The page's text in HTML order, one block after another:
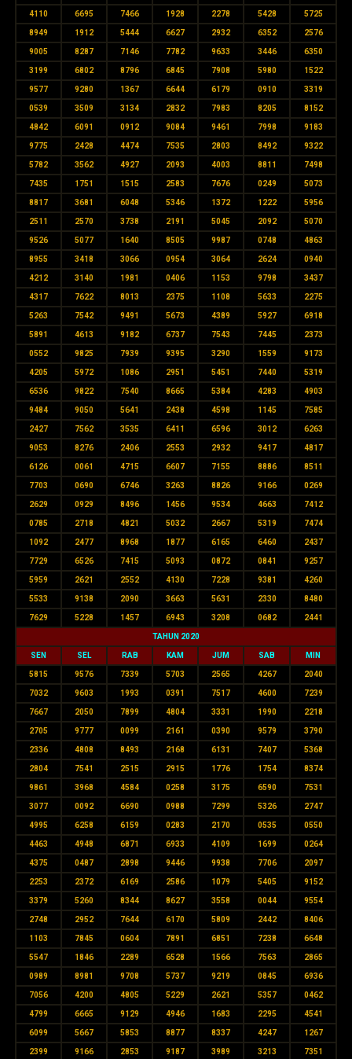
4110 6695 7466 1928 2278 5428 5725
8949 1912 5444 6627 2932 6352 2576
9005 8287 7146 7782 9633 3446 6350
3199 6802 8796 6845 7908 5980 1522
9577 9280 1367 6644 6179 0910 3319
0539 3509 3134 2832 7983 8205 8152
4842 6091 0912 9084 9461 7998 9183
9775 2428 4474 7535 2803 8492 9322
5782 3562 4927 2093 4003 8811 7498
7435 1751 1515 2583 7676 0249 5073
8817 3681 6048 5346 1372 1222 5956
2511 2570 3738 2191 5045 2092 5070
9526 5077 1640 8505 9987 0748 4863
8955 3418 3066 0954 3064 2624 0940
4212 3140 1981 0406 1153 9798 3437
4317 7622 8013 2375 1108 5633 2275
5263 7542 9491 5673 4389 5927 6918
5891 4613 9182 6737 7543 7445 2373
0552 9825 7939 9395 3290 1559 9173
4205 5972 1086 2951 5451 7440 5319
6536 9822 7540 8665 5384 4283 4903
9484 9050 5641 2438 4598 1145 7585
2427 7562 3535 6411 6596 3012 6263
9053 8276 2406 2553 2932 9417 4817
6126 0061 4715 6607 7155 8886 8511
7703 0690 6746 3263 8826 9166 0269
2629 0929 8496 1456 9534 4663 7412
0785 2718 4821 5032 2667 5319 7474
1092 2477 8968 1877 6165 6460 2437
7729 6526 7415 5093 0872 0841 9257
5959 2621 2552 4130 7228 9381 4260
5533 9138 2090 3663 5631 2330 8480
7629 5228 1457 6943 3208 0682 2441
TAHUN 2020
SEN SEL RAB KAM JUM SAB MIN
5815 9576 7339 5703 2565 4267 2040
7032 9603 1993 0391 7517 4600 7239
7667 2050 7899 4804 3331 1990 2218
2705 9777 0099 2161 0390 9579 3790
2336 4808 8493 2168 6131 7407 5368
2804 7541 2515 2915 1776 1754 8374
9861 3968 4584 0258 3175 6590 7531
3077 0092 6690 0988 7299 5326 2747
4995 6258 6159 0283 2170 0535 0550
4463 4948 6871 6933 4109 1699 0264
4375 0487 2898 9446 9938 7706 2097
2253 2372 6169 2586 1079 5405 9152
3379 5260 8344 8627 3558 0044 9554
2748 2952 7644 6170 5809 2442 8406
1103 7845 0604 7891 6851 7238 6648
5547 1846 2289 6528 1566 7563 2865
0989 8981 9708 5737 9219 0845 6936
7056 4200 4805 5229 2621 5357 0462
4799 6665 9129 4946 1683 2295 4541
6099 5667 5853 8877 8337 4247 1267
2399 9166 2853 9187 3989 3213 7351